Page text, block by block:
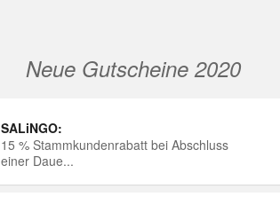
Neue Gutscheine 2020
SALiNGO:
15 % Stammkundenrabatt bei Abschluss
einer Daue...